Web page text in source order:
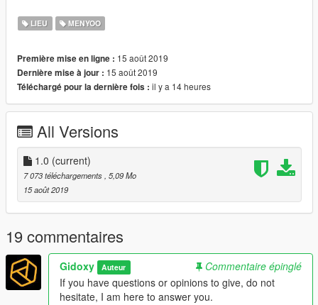
Installation:
Grand Theft Auto V / menyooStuff / Spooner
2.Run "EUROVISION.oiv" by using OpenIV and install it to the
mods folder.
Decreased ped population
Deactivate vehicle population
5.menyoo > object spooner > manage saved files >
Eurovision1,2,3 or 4.XML > teleport toreference then load
placements
you have the choice between 4 possible theme
Please disable the MSAA
it is recommended to have:
NaturalVision RemasteredandThe
Marshmello Character.
LIEU MENYOO
Première mise en ligne : 15 août 2019
Dernière mise à jour : 15 août 2019
Téléchargé pour la dernière fois : il y a 14 heures
All Versions
1.0 (current)
7 073 téléchargements , 5,09 Mo
15 août 2019
19 commentaires
Gidoxy Auteur
Commentaire épinglé
If you have questions or opinions to give, do not
hesitate, I am here to answer you.